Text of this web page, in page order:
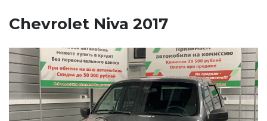
Chevrolet Niva 2017